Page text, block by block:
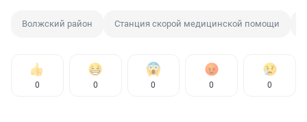
Волжский район Станция скорой медицинской помощи
0 0 0 0 0